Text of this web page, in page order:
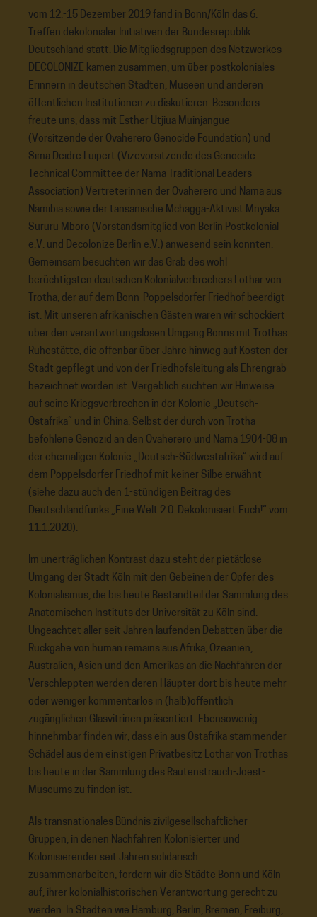
vom 12.-15 Dezember 2019 fand in Bonn/Köln das 6.
Treffen dekolonialer Initiativen der Bundesrepublik
Deutschland statt. Die Mitgliedsgruppen des Netzwerkes
DECOLONIZE kamen zusammen, um über postkoloniales
Erinnern in deutschen Städten, Museen und anderen
öffentlichen Institutionen zu diskutieren. Besonders
freute uns, dass mit Esther Utjiua Muinjangue
(Vorsitzende der Ovaherero Genocide Foundation) und
Sima Deidre Luipert (Vizevorsitzende des Genocide
Technical Committee der Nama Traditional Leaders
Association) Vertreterinnen der Ovaherero und Nama aus
Namibia sowie der tansanische Mchagga-Aktivist Mnyaka
Sururu Mboro (Vorstandsmitglied von Berlin Postkolonial
e.V. und Decolonize Berlin e.V.) anwesend sein konnten.
Gemeinsam besuchten wir das Grab des wohl
berüchtigsten deutschen Kolonialverbrechers Lothar von
Trotha, der auf dem Bonn-Poppelsdorfer Friedhof beerdigt
ist. Mit unseren afrikanischen Gästen waren wir schockiert
über den verantwortungslosen Umgang Bonns mit Trothas
Ruhestätte, die offenbar über Jahre hinweg auf Kosten der
Stadt gepflegt und von der Friedhofsleitung als Ehrengrab
bezeichnet worden ist. Vergeblich suchten wir Hinweise
auf seine Kriegsverbrechen in der Kolonie „Deutsch-
Ostafrika“ und in China. Selbst der durch von Trotha
befohlene Genozid an den Ovaherero und Nama 1904-08 in
der ehemaligen Kolonie „Deutsch-Südwestafrika“ wird auf
dem Poppelsdorfer Friedhof mit keiner Silbe erwähnt
(siehe dazu auch den 1-stündigen Beitrag des
Deutschlandfunks „Eine Welt 2.0. Dekolonisiert Euch!“ vom
11.1.2020).
Im unerträglichen Kontrast dazu steht der pietätlose
Umgang der Stadt Köln mit den Gebeinen der Opfer des
Kolonialismus, die bis heute Bestandteil der Sammlung des
Anatomischen Instituts der Universität zu Köln sind.
Ungeachtet aller seit Jahren laufenden Debatten über die
Rückgabe von human remains aus Afrika, Ozeanien,
Australien, Asien und den Amerikas an die Nachfahren der
Verschleppten werden deren Häupter dort bis heute mehr
oder weniger kommentarlos in (halb)öffentlich
zugänglichen Glasvitrinen präsentiert. Ebensowenig
hinnehmbar finden wir, dass ein aus Ostafrika stammender
Schädel aus dem einstigen Privatbesitz Lothar von Trothas
bis heute in der Sammlung des Rautenstrauch-Joest-
Museums zu finden ist.
Als transnationales Bündnis zivilgesellschaftlicher
Gruppen, in denen Nachfahren Kolonisierter und
Kolonisierender seit Jahren solidarisch
zusammenarbeiten, fordern wir die Städte Bonn und Köln
auf, ihrer kolonialhistorischen Verantwortung gerecht zu
werden. In Städten wie Hamburg, Berlin, Bremen, Freiburg,